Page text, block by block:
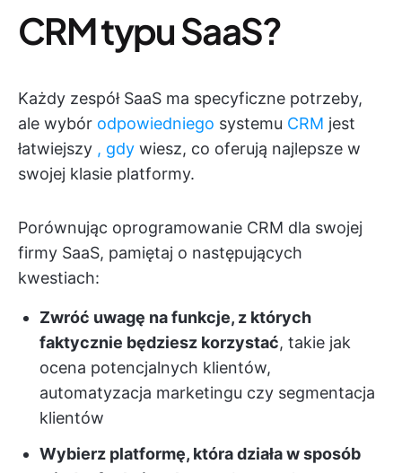
CRM typu SaaS?
Każdy zespół SaaS ma specyficzne potrzeby,
ale wybór odpowiedniego systemu CRM jest
łatwiejszy , gdy wiesz, co oferują najlepsze w
swojej klasie platformy.
Porównując oprogramowanie CRM dla swojej
firmy SaaS, pamiętaj o następujących
kwestiach:
Zwróć uwagę na funkcje, z których
faktycznie będziesz korzystać, takie jak
ocena potencjalnych klientów,
automatyzacja marketingu czy segmentacja
klientów
Wybierz platformę, która działa w sposób